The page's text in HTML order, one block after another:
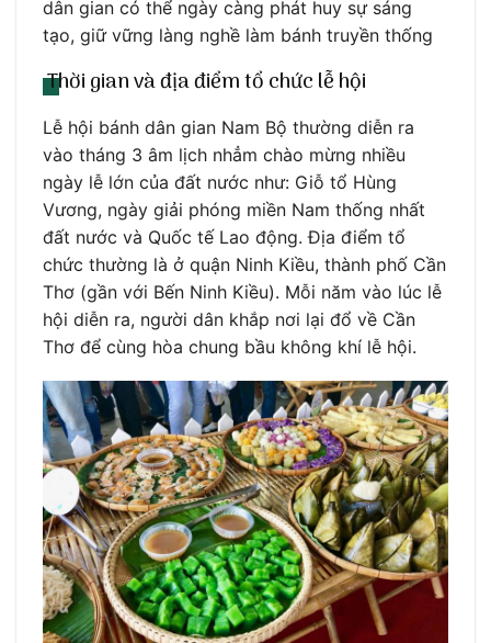
dân gian có thể ngày càng phát huy sự sáng
tạo, giữ vững làng nghề làm bánh truyền thống
Thời gian và địa điểm tổ chức lễ hội
Lễ hội bánh dân gian Nam Bộ thường diễn ra
vào tháng 3 âm lịch nhẳm chào mừng nhiều
ngày lễ lớn của đất nước như: Giỗ tổ Hùng
Vương, ngày giải phóng miền Nam thống nhất
đất nước và Quốc tế Lao động. Địa điểm tổ
chức thường là ở quận Ninh Kiều, thành phố Cần
Thơ (gần với Bến Ninh Kiều). Mỗi năm vào lúc lễ
hội diễn ra, người dân khắp nơi lại đổ về Cần
Thơ để cùng hòa chung bầu không khí lễ hội.